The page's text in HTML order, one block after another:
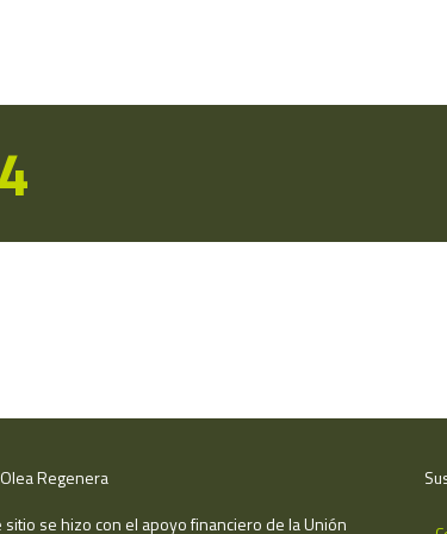
Regenera
sitio se hizo con el apoyo financiero de la Unión